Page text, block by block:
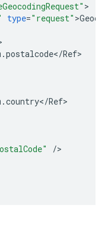
type="request" >
.postalcode</Ref
.country</Ref
/